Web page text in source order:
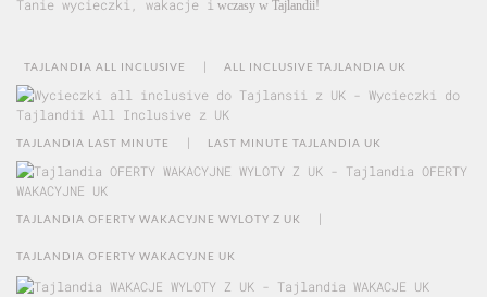
Tanie wycieczki, wakacje i wczasy w Tajlandii!
TAJLANDIA ALL INCLUSIVE | ALL INCLUSIVE TAJLANDIA UK
TAJLANDIA LAST MINUTE | LAST MINUTE TAJLANDIA UK
TAJLANDIA OFERTY WAKACYJNE WYLOTY Z UK |
TAJLANDIA OFERTY WAKACYJNE UK